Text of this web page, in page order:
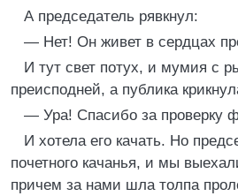
А председатель рявкнул:
— Нет! Он живет в сердцах
И тут свет потух, и мумия с
преисподней, а публика
— Ура! Спасибо за проверку
И хотела его качать. Но
почетного качанья, и мы
причем за нами шла толпа